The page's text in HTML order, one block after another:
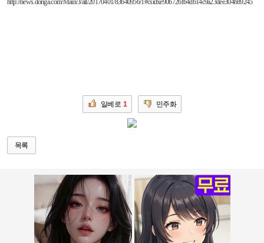
http://news.donga.com/Main/3/all/20170401/83640956/1#csidxe90b726fb4db14c9a23dee304b89245
일베로 1 민주화
목록